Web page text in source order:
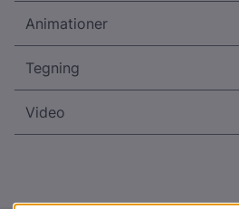
Animationer
Tegning
Video